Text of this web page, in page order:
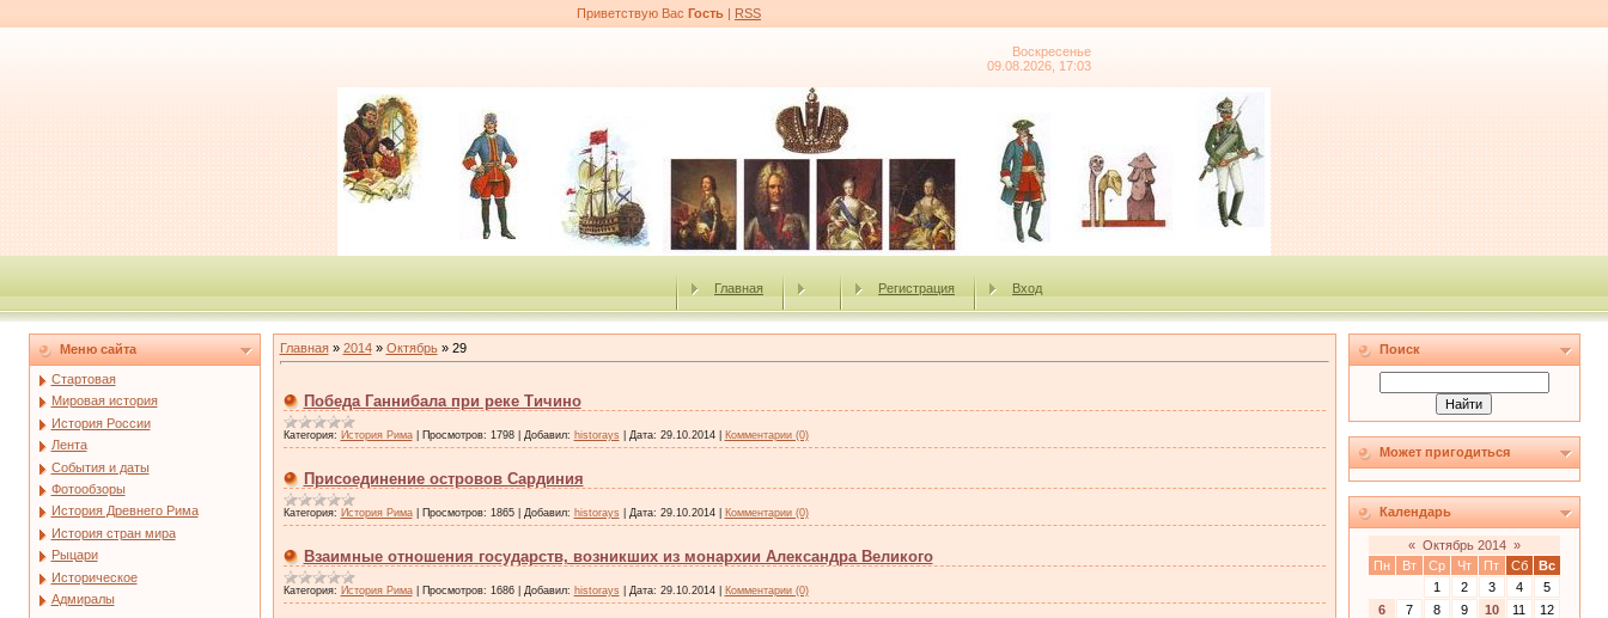
Приветствую Вас Гость | RSS
Воскресенье
09.08.2026, 17:03
Главная Регистрация Вход
Меню сайта
Стартовая
Мировая история
История России
Лента
События и даты
Фотообзоры
История Древнего Рима
История стран мира
Рыцари
Историческое
Адмиралы
Главная» 2014 » Октябрь » 29
Победа Ганнибала при реке Тичино
Категория: История Рима Просмотров: 1798 Добавил: historays Дата: 29.10.2014 Комментарии (0)
Присоединение островов Сардиния
Категория: История Рима Просмотров: 1865 Добавил: historays Дата: 29.10.2014 Комментарии (0)
Взаимные отношения государств, возникших из монархии Александра Великого
Категория: История Рима Просмотров: 1686 Добавил: historays Дата: 29.10.2014 Комментарии (0)
Поиск
Может пригодиться
Календарь
« Октябрь 2014 »
Пн
Вт Ср Чт Пт Сб
Вс
1
2 3 4
5
6
7 8 9 10 11
12